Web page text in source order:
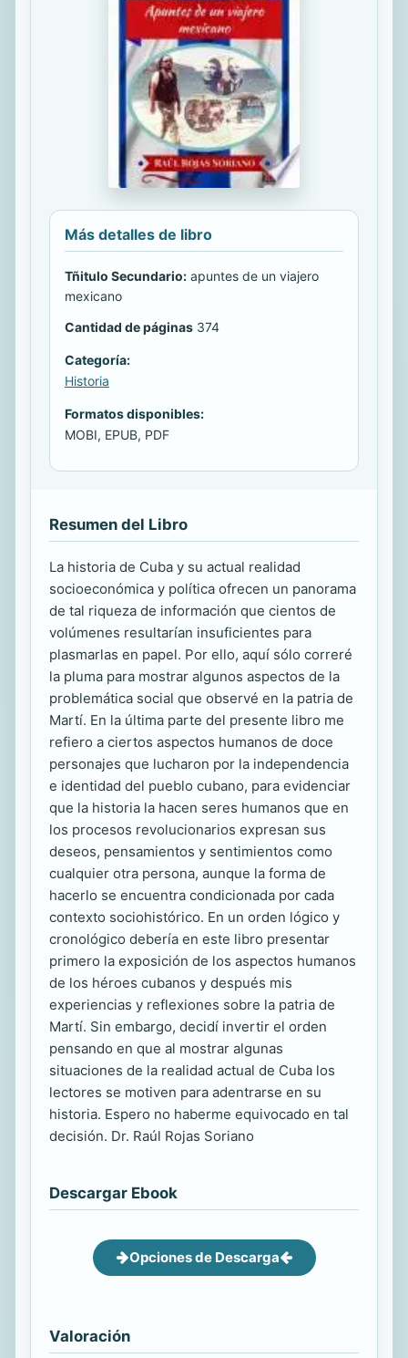
Más detalles de libro
Tñitulo Secundario: apuntes de un viajero
mexicano
Cantidad de páginas 374
Categoría:
Historia
Formatos disponibles:
MOBI, EPUB, PDF
Resumen del Libro
La historia de Cuba y su actual realidad
socioeconómica y política ofrecen un panorama
de tal riqueza de información que cientos de
volúmenes resultarían insuficientes para
plasmarlas en papel. Por ello, aquí sólo correré
la pluma para mostrar algunos aspectos de la
problemática social que observé en la patria de
Martí. En la última parte del presente libro me
refiero a ciertos aspectos humanos de doce
personajes que lucharon por la independencia
e identidad del pueblo cubano, para evidenciar
que la historia la hacen seres humanos que en
los procesos revolucionarios expresan sus
deseos, pensamientos y sentimientos como
cualquier otra persona, aunque la forma de
hacerlo se encuentra condicionada por cada
contexto sociohistórico. En un orden lógico y
cronológico debería en este libro presentar
primero la exposición de los aspectos humanos
de los héroes cubanos y después mis
experiencias y reflexiones sobre la patria de
Martí. Sin embargo, decidí invertir el orden
pensando en que al mostrar algunas
situaciones de la realidad actual de Cuba los
lectores se motiven para adentrarse en su
historia. Espero no haberme equivocado en tal
decisión. Dr. Raúl Rojas Soriano
Descargar Ebook
Opciones de Descarga
Valoración